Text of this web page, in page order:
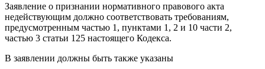
Заявление о признании нормативного правового акта
недействующим должно соответствовать требованиям,
предусмотренным частью 1, пунктами 1, 2 и 10 части 2,
частью 3 статьи 125 настоящего Кодекса.
В заявлении должны быть также указаны